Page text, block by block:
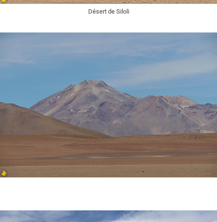
Désert de Siloli